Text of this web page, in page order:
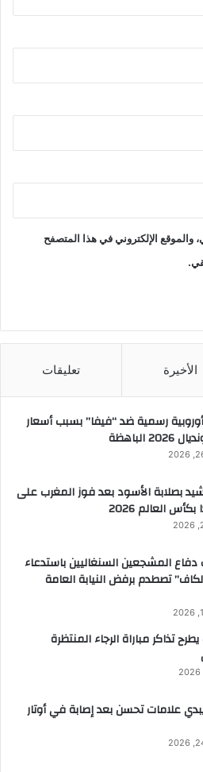
والموقع الإلكتروني في هذا المتصفح
الأخيرة تعليقات
رسمية ضد “فيفا” بسبب أسعار
الباهظة
بصلابة الأسود بعد فوز المغرب على
العالم 2026
دفاع المشجعين السنغاليين باستدعاء
تصطدم برفض النيابة العامة
تذاكر مباراة الرجاء المنتظرة
علامات تحسن بعد إصابة في أوتار